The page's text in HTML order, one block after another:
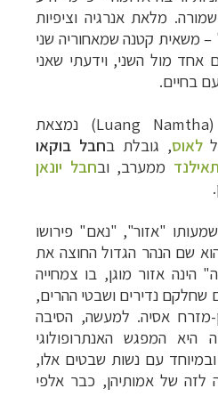
מלאת אנרגיה וציפיות
–משאית קטנה שמאחוריה שני
אחד מול השני, וידעתי שאני
בחיים.
(
Luang Namtha) נמצאת
לאוס, גובלת בחבל בוקאו
תאילנד ממערב, ובחבל יונאן
"אזור", "נאם" פירושו
שם הנהר הגדול החוצה את
אזור מוגן, בו צמחייה
שחלקם נדירים ושבטי ההרים,
מזרח אסיה. למעשה, הסיבה
היא המפגש האנתרופולוגי
עם נשות שבטים אלו,
לזה של אמותיהן, כבר אלפי